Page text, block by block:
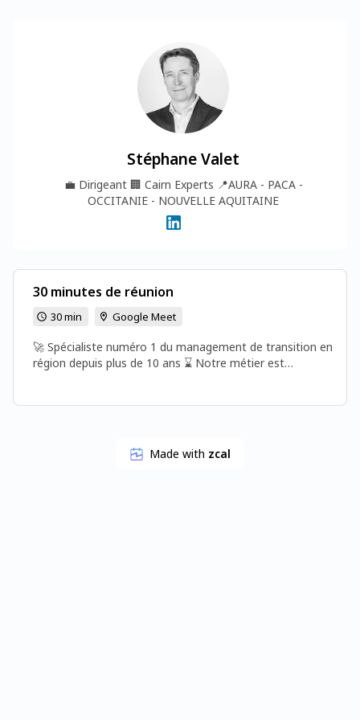
Stéphane Valet
💼 Dirigeant 🏢 Cairn Experts 📍AURA - PACA -
OCCITANIE - NOUVELLE AQUITAINE
30 minutes de réunion
30 min Google Meet
🚀 Spécialiste numéro 1 du management de transition en
région depuis plus de 10 ans ⌛️ Notre métier est
contextes suivants : - Accompagner des transformations
Made with zcal